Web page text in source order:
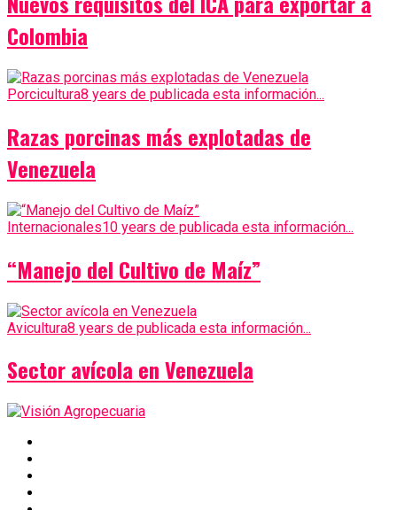
Colombia
Porcicultura8 years de publicada esta información...
Razas porcinas más explotadas de
Venezuela
Internacionales10 years de publicada esta información...
“Manejo del Cultivo de Maíz”
Avicultura8 years de publicada esta información...
Sector avícola en Venezuela